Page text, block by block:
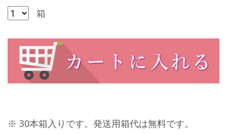
箱
※ 30本箱入りです。発送用箱代は無料です。